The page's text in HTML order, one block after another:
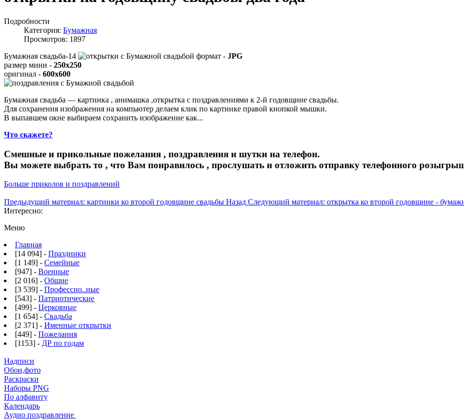
Подробности
Категория: Бумажная
Просмотров: 1897
Бумажная свадьба-14
формат - JPG
размер мини - 250x250
оригинал - 600x600
Бумажная свадьба — картинка , анимашка ,открытка с поздравлениями к 2-й годовщине свадьбы.
Для сохранения изображения на компьютер делаем клик по картинке правой кнопкой мышки.
В выпавшем окне выбираем сохранить изображение как...
Что скажете?
Смешные и прикольные пожелания , поздравления и шутки на телефон.
Вы можете выбрать то , что Вам понравилось , прослушать и отложить отправку телефонного
Больше приколов и поздравлений
Предыдущий материал: картинки ко второй годовщине свадьбы Назад Следующий материал: открытка ко второй годовщине -
Интересно:
Меню
Главная
[14 094] - Праздники
[1 149] - Семейные
[947] - Военные
[2 016] - Общие
[3 539] - Профессио..ные
[543] - Патриотические
[499] - Церковные
[1 654] - Свадьба
[2 371] - Именные открытки
[449] - Пожелания
[1153] - ДР по годам
Надписи
Обои,фото
Раскраски
Наборы PNG
По алфавиту
Календарь
Аудио поздравление